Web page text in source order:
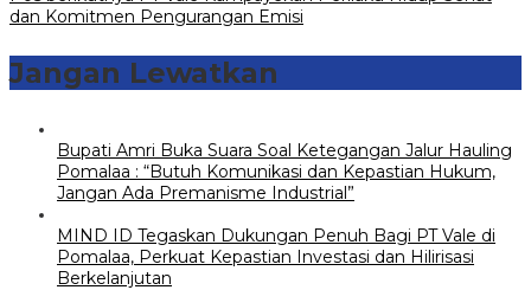
dan Komitmen Pengurangan Emisi
Jangan Lewatkan
Bupati Amri Buka Suara Soal Ketegangan Jalur Hauling
Pomalaa : “Butuh Komunikasi dan Kepastian Hukum,
Jangan Ada Premanisme Industrial”
MIND ID Tegaskan Dukungan Penuh Bagi PT Vale di
Pomalaa, Perkuat Kepastian Investasi dan Hilirisasi
Berkelanjutan